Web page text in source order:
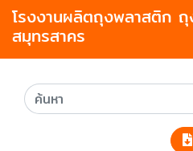
โรงงานผลิตถุงพลาสติก
สมุทรสาคร